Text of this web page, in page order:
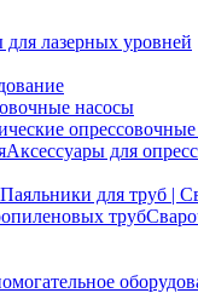
для лазерных уровней
насосы
Аксессуары для
Паяльники для труб |